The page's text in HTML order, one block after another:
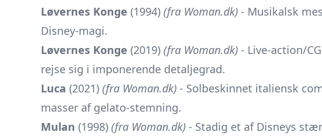
Løvernes Konge (1994) (fra Woman.dk) - Musikalsk
Disney-magi.
Løvernes Konge (2019) (fra Woman.dk) - Live-action/
rejse sig i imponerende detaljegrad.
Luca (2021) (fra Woman.dk) - Solbeskinnet italiensk
masser af gelato-stemning.
Mulan (1998) (fra Woman.dk) - Stadig et af Disneys